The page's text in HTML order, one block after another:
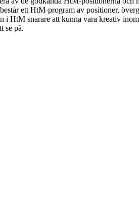
ett HtM-program av positioner,
HtM snarare att kunna vara kreativ
se på.